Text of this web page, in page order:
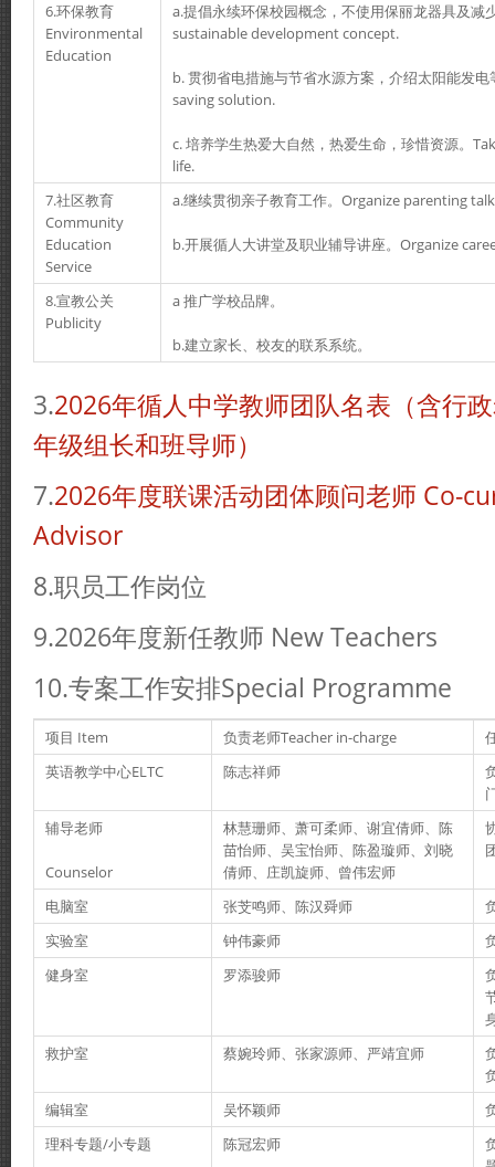
6.环保教育
Environmental
Education
a.提倡永续环保校园概念，不使用保丽龙器具及减
sustainable development concept.
b. 贯彻省电措施与节省水源方案，介绍太阳能发
saving solution.
c. 培养学生热爱大自然，热爱生命，珍惜资源。
life.
7.社区教育
Community
Education
Service
a.继续贯彻亲子教育工作。Organize parenting
b.开展循人大讲堂及职业辅导讲座。Organize
8.宣教公关
Publicity
a 推广学校品牌。
b.建立家长、校友的联系系统。
3.2026年循人中学教师团队名表 （含行
年级组长和班导师）
7.2026年度联课活动团体顾问老师 Co-
Advisor
8.职员工作岗位
9.2026年度新任教师 New Teachers
10.专案工作安排Special Programme
项目 Item 负责老师Teacher in-charge
英语教学中心ELTC
陈志祥师
辅导老师
Counselor
林慧珊师、萧可柔师、谢宜倩师、陈
苗怡师、吴宝怡师、陈盈璇师、刘晓
倩师、庄凯旋师、曾伟宏师
电脑室 张芠鸣师、陈汉舜师
实验室
钟伟豪师
健身室
罗添骏师
救护室
蔡婉玲师、张家源师、严靖宜师
编辑室
吴怀颖师
理科专题/小专题
陈冠宏师